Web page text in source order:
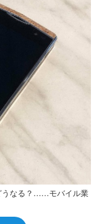
その他
うなる？……モバイル業